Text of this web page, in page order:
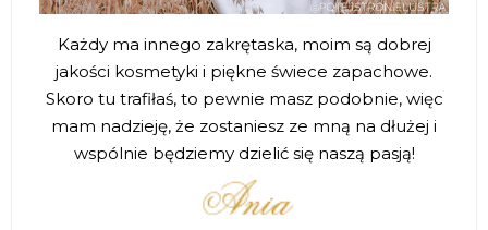
Każdy ma innego zakrętaska, moim są dobrej
jakości kosmetyki i piękne świece zapachowe.
Skoro tu trafiłaś, to pewnie masz podobnie, więc
mam nadzieję, że zostaniesz ze mną na dłużej i
wspólnie będziemy dzielić się naszą pasją!